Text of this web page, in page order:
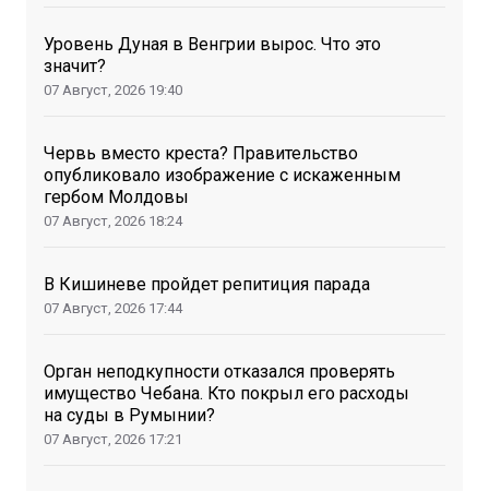
Уровень Дуная в Венгрии вырос. Что это
значит?
07 Август, 2026 19:40
Червь вместо креста? Правительство
опубликовало изображение с искаженным
гербом Молдовы
07 Август, 2026 18:24
В Кишиневе пройдет репитиция парада
07 Август, 2026 17:44
Орган неподкупности отказался проверять
имущество Чебана. Кто покрыл его расходы
на суды в Румынии?
07 Август, 2026 17:21